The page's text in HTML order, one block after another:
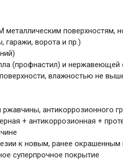
поверхностям,
гаражи, ворота и пр.)
(профнастил) и нержавеющей
влажностью не
антикоррозионного
+ антикоррозионная +
к новым, ранее
суперпрочное покрытие